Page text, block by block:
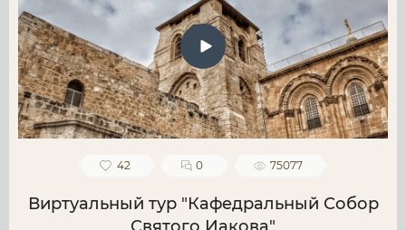
42 0 75077
Виртуальный тур "Кафедральный Собор